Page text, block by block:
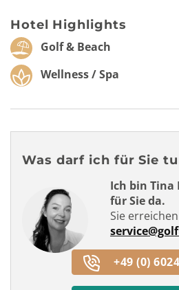
Hotel Highlights
Golf & Beach
Wellness / Spa
Was darf ich für Sie
Ich bin Tina
für Sie da.
Sie
+49 (0)